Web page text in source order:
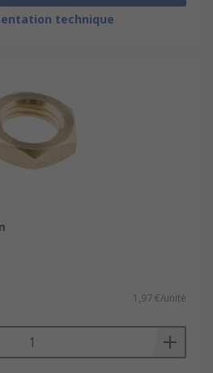
technique
1,97 €/unité